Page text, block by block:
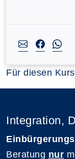
Für diesen
Integration,
Beratung nur